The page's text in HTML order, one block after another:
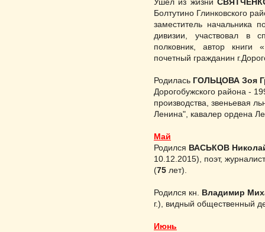
Ушёл из жизни
Болтутино Глинков­ского
за­меститель начальника
дивизии, участвовал в
полковник, автор книги
почетный гражданин
Родилась ГОЛЬЦОВА Зоя
Дорогобужского района -
производства, звеньевая
Ленина", кавалер ордена
Май
Родился ВАСЬКОВ
10.12.2015), поэт,
(75 лет).
Родился кн.
Владимир
г.), видный общественный
Июнь